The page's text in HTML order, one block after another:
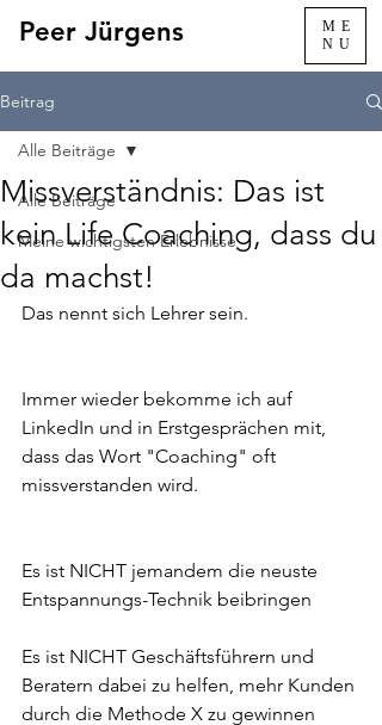
Peer Jürgens
ME
NU
Beitrag
Alle Beiträge
Meine wichtigsten Erlebnisse
Alle Beiträge
Missverständnis: Das ist
kein Life Coaching, dass du
da machst!
Das nennt sich Lehrer sein.
Immer wieder bekomme ich auf
LinkedIn und in Erstgesprächen mit,
dass das Wort "Coaching" oft
missverstanden wird.
Es ist NICHT jemandem die neuste
Entspannungs-Technik beibringen
Es ist NICHT Geschäftsführern und
Beratern dabei zu helfen, mehr Kunden
durch die Methode X zu gewinnen